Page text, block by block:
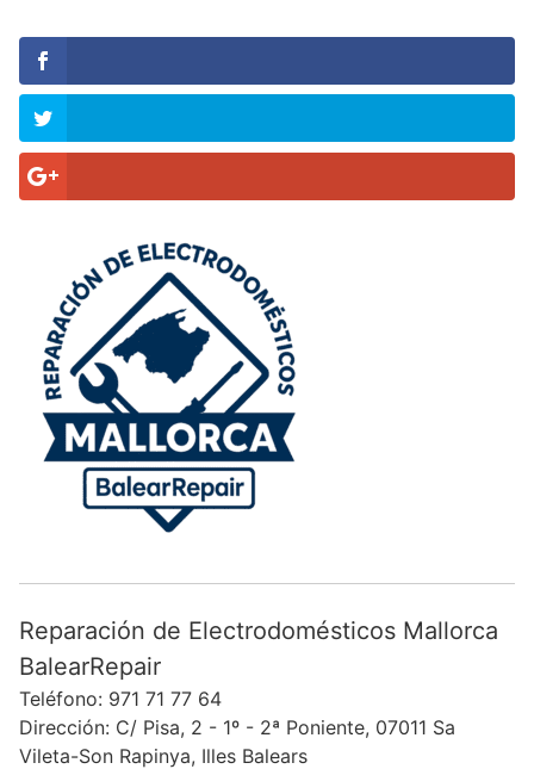
Reparación de Electrodomésticos Mallorca
BalearRepair
Teléfono: 971 71 77 64
Dirección: C/ Pisa, 2 - 1º - 2ª Poniente, 07011 Sa
Vileta-Son Rapinya, Illes Balears